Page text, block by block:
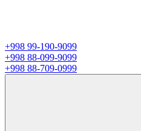
+998 99-190-9099
+998 88-099-9099
+998 88-709-0999